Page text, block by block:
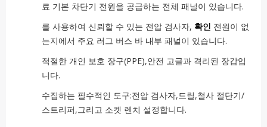
료 기본 차단기 전원을 공급하는 전체 패널이 있습니다.
를 사용하여 신뢰할 수 있는 전압 검사자, 확인 전원이 없
는지에서 주요 러그 버스 바 내부 패널이 있습니다.
적절한 개인 보호 장구(PPE),안전 고글과 격리된 장갑입
니다.
수집하는 필수적인 도구:전압 검사자,드릴,철사 절단기/
스트리퍼,그리고 소켓 렌치 설정합니다.